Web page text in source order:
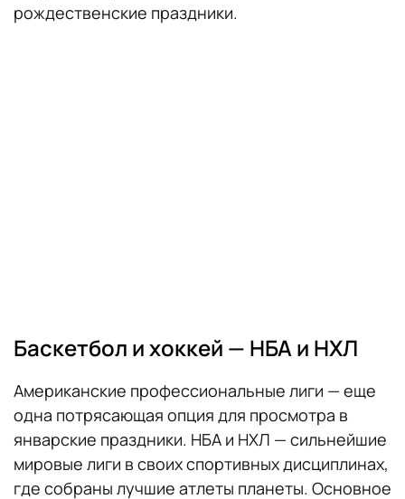
рождественские праздники.
Баскетбол и хоккей — НБА и НХЛ
Американские профессиональные лиги — еще
одна потрясающая опция для просмотра в
январские праздники. НБА и НХЛ — сильнейшие
мировые лиги в своих спортивных дисциплинах,
где собраны лучшие атлеты планеты. Основное